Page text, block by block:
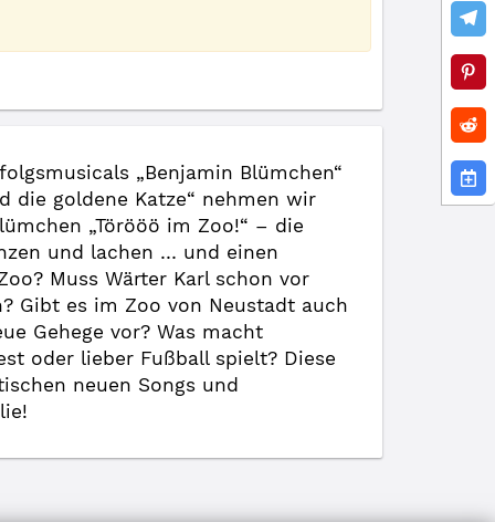
„Benjamin Blümchen“
die goldene Katze“ nehmen wir
„Törööö im Zoo!“ – die
und lachen … und einen
Muss Wärter Karl schon vor
Gibt es im Zoo von Neustadt auch
Gehege vor? Was macht
oder lieber Fußball spielt? Diese
neuen Songs und